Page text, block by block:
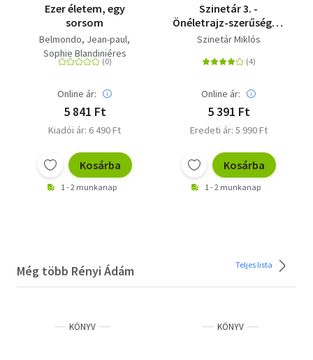
Ezer életem, egy
sorsom
Belmondo, Jean-paul
Sophie Blandiniéres
Online ár:
5 841 Ft
Kiadói ár: 6 490 Ft
Kosárba
1 - 2 munkanap
Szinetár 3. -
Önéletrajz-szerűség és
egyebek
Szinetár Miklós
Online ár:
5 391 Ft
Eredeti ár: 5 990 Ft
Kosárba
1 - 2 munkanap
Még több Rényi Ádám Teljes lista
KÖNYV KÖNYV